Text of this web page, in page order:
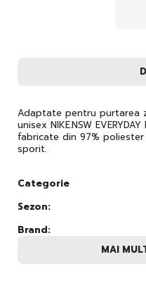
Adaptate pentru purtarea
unisex NIKE.NSW
fabricate din 97%
sporit.
Categorie
Sezon:
Brand:
MAI